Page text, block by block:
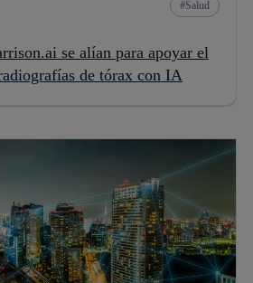
Salud
se alían para apoyar el
de tórax con IA